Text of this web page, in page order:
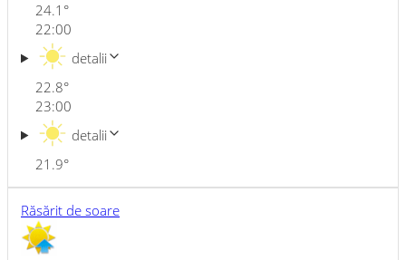
24.1 °
22:00
22.8°
detalii
23:00
21.9°
detalii
Răsărit de soare